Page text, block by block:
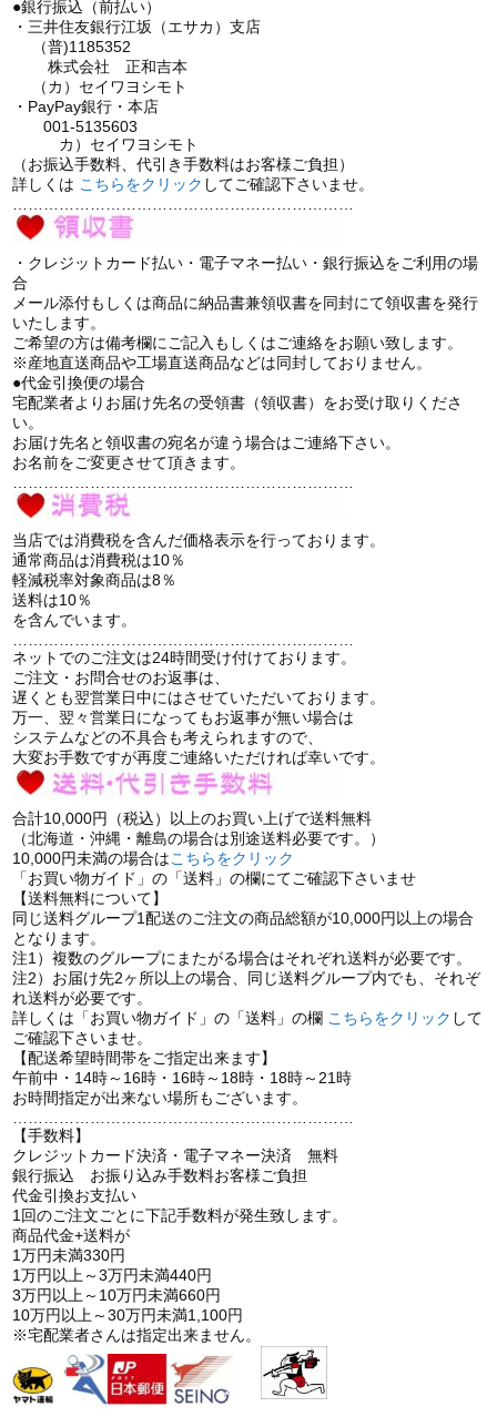
●銀行振込（前払い）
・三井住友銀行江坂（エサカ）支店
（普)1185352
株式会社 正和吉本
（カ）セイワヨシモト
・PayPay銀行・本店
001-5135603
カ）セイワヨシモト
（お振込手数料、代引き手数料はお客様ご負担）
詳しくは こちらをクリック してご確認下さいませ。
・クレジットカード払い・電子マネー払い・銀行振込をご利用の場
合
メール添付もしくは商品に納品書兼領収書を同封にて領収書を発行
いたします。
ご希望の方は備考欄にご記入もしくはご連絡をお願い致します。
※産地直送商品や工場直送商品などは同封しておりません。
●代金引換便の場合
宅配業者よりお届け先名の受領書（領収書）をお受け取りくださ
い。
お届け先名と領収書の宛名が違う場合はご連絡下さい。
お名前をご変更させて頂きます。
当店では消費税を含んだ価格表示を行っております。
通常商品は消費税は10％
軽減税率対象商品は8％
送料は10％
を含んでいます。
ネットでのご注文は24時間受け付けております。
ご注文・お問合せのお返事は、
遅くとも翌営業日中にはさせていただいております。
万一、翌々営業日になってもお返事が無い場合は
システムなどの不具合も考えられますので、
大変お手数ですが再度ご連絡いただければ幸いです。
合計10,000円（税込）以上のお買い上げで送料無料
（北海道・沖縄・離島の場合は別途送料必要です。）
10,000円未満の場合はこちらをクリック
「お買い物ガイド」の「送料」の欄にてご確認下さいませ
【送料無料について】
同じ送料グループ1配送のご注文の商品総額が10,000円以上の場合
となります。
注1）複数のグループにまたがる場合はそれぞれ送料が必要です。
注2）お届け先2ヶ所以上の場合、同じ送料グループ内でも、それぞ
れ送料が必要です。
詳しくは「お買い物ガイド」の「送料」の欄 こちらをクリック して
ご確認下さいませ。
【配送希望時間帯をご指定出来ます】
午前中・14時～16時・16時～18時・18時～21時
お時間指定が出来ない場所もございます。
【手数料】
クレジットカード決済・電子マネー決済 無料
銀行振込 お振り込み手数料お客様ご負担
代金引換お支払い
1回のご注文ごとに下記手数料が発生致します。
商品代金+送料が
1万円未満330円
1万円以上～3万円未満440円
3万円以上～10万円未満660円
10万円以上～30万円未満1,100円
※宅配業者さんは指定出来ません。